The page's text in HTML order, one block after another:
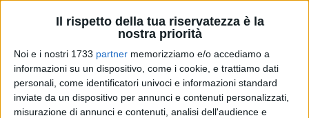
Il rispetto della tua riservatezza è la
nostra priorità
Noi e i nostri 1733 partner memorizziamo e/o accediamo a
informazioni su un dispositivo, come i cookie, e trattiamo dati
personali, come identificatori univoci e informazioni standard
inviate da un dispositivo per annunci e contenuti personalizzati,
misurazione di annunci e contenuti, analisi dell'audience e
attrezzata lungo lalitoranea di Ponente.
Si sarebbe dovuto prevedere con largo anticipo- spiega
Francesco
Piazzollaper conto dell'associazione -
invece
oggi siamo qui a constatare l'assenza di tutto ciò che è
necessario. Piattaforme sommerse e impossibilità di